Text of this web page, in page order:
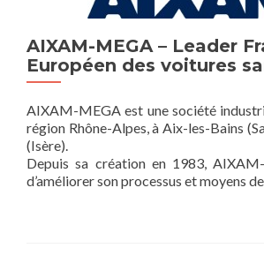
AIXAM-MEGA – Leader
Européen des voitures
AIXAM-MEGA est une société
région Rhône-Alpes, à Aix-les-Bains
(Isère).
Depuis sa création en 1983, AIXAM-
d’améliorer son processus et moyens